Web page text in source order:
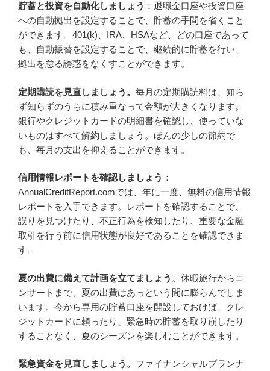
貯蓄と投資を自動化しましょう ：退職金口座や投資口座
への自動拠出を設定することで、貯蓄の手間を省くこと
ができます。401(k)、IRA、HSAなど、どの口座であって
も、自動振替を設定することで、継続的に貯蓄を行い、
拠出を怠る誘惑をなくすことができます。
定期購読を見直しましょう。 毎月の定期購読料は、知ら
ず知らずのうちに積み重なって金額が大きくなります。
銀行やクレジットカードの明細書を確認し、使っていな
いものはすべて解約しましょう。ほんの少しの節約で
も、毎月の支出を抑えることができます。
信用情報レポートを確認しましょう ：
AnnualCreditReport.comでは、年に一度、無料の信用情報
レポートを入手できます。レポートを確認することで、
誤りを見つけたり、不正行為を検知したり、重要な金融
取引を行う前に信用状態が良好であることを確認できま
す。
夏の出費に備えて計画を立てましょう 。休暇旅行からコ
ンサートまで、夏の出費はあっという間に膨らんでしま
います。今から専用の貯蓄口座を開設しておけば、クレ
ジットカードに頼ったり、緊急時の貯蓄を取り崩したり
することなく、夏のシーズンを楽しむことができます。
緊急資金を見直しましょう。 ファイナンシャルプランナ